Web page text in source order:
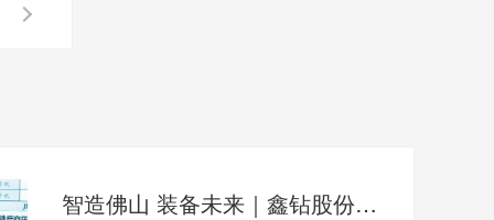
智造佛山 装备未来｜鑫钻股份分享节能空压技术，赋能大湾区绿色智造新未来